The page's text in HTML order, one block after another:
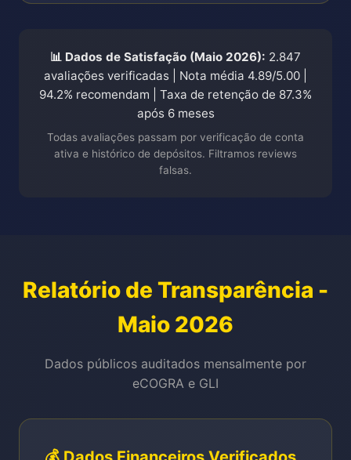
📊 Dados de Satisfação (Maio 2026): 2.847
avaliações verificadas | Nota média 4.89/5.00 |
94.2% recomendam | Taxa de retenção de 87.3%
após 6 meses
Todas avaliações passam por verificação de conta
ativa e histórico de depósitos. Filtramos reviews
falsas.
Relatório de Transparência -
Maio 2026
Dados públicos auditados mensalmente por
eCOGRA e GLI